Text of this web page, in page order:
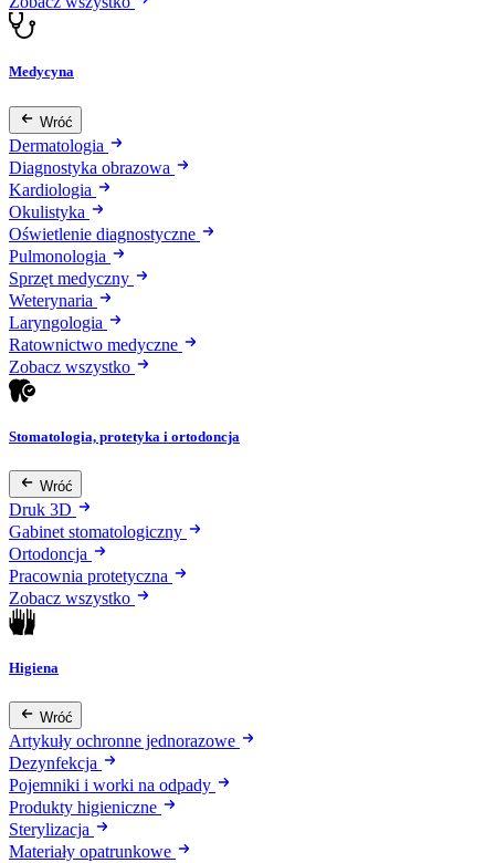
Medycyna
Wróć
Dermatologia
Diagnostyka obrazowa
Kardiologia
Okulistyka
Oświetlenie diagnostyczne
Pulmonologia
Sprzęt medyczny
Weterynaria
Laryngologia
Ratownictwo medyczne
Zobacz wszystko
Stomatologia, protetyka i ortodoncja
Wróć
Druk 3D
Gabinet stomatologiczny
Ortodoncja
Pracownia protetyczna
Zobacz wszystko
Higiena
Wróć
Artykuły ochronne jednorazowe
Dezynfekcja
Pojemniki i worki na odpady
Produkty higieniczne
Sterylizacja
Materiały opatrunkowe